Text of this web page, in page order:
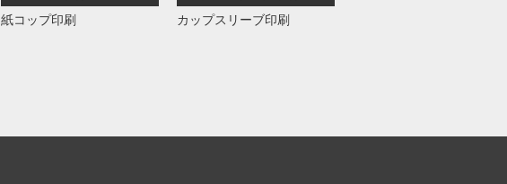
紙コップ印刷
カップスリーブ印刷